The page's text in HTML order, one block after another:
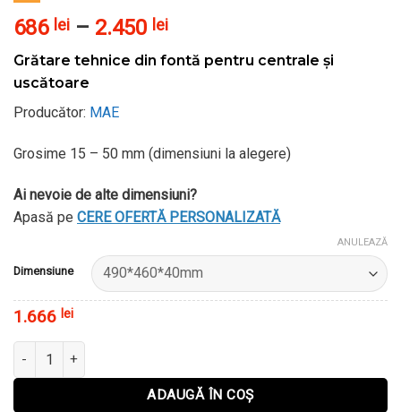
686 lei – 2.450 leiInterval
prețuri:
2.450 lei
Grătare tehnice din fontă pentru centrale și
uscătoare
Producător: MAE
Grosime 15 – 50 mm (dimensiuni la alegere)
Ai nevoie de alte dimensiuni?
Apasă pe CERE OFERTĂ PERSONALIZATĂ
Dimensiune
ANULEAZĂ
1.666 lei
Cantitate Grătare tehnice din fontă pentru centrale și uscătoare
ADAUGĂ ÎN COȘ